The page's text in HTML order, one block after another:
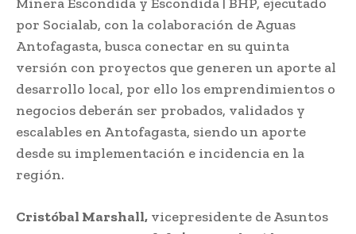
por Socialab, con la colaboración de Aguas
Antofagasta, busca conectar en su quinta
versión con proyectos que generen un aporte al
desarrollo local, por ello los emprendimientos o
negocios deberán ser probados, validados y
escalables en Antofagasta, siendo un aporte
desde su implementación e incidencia en la
región.
Cristóbal Marshall, vicepresidente de Asuntos